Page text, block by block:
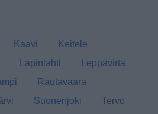
Kaavi
Keitele
Lapinlahti
Leppävirta
Rautavaara
Suonenjoki
Tervo